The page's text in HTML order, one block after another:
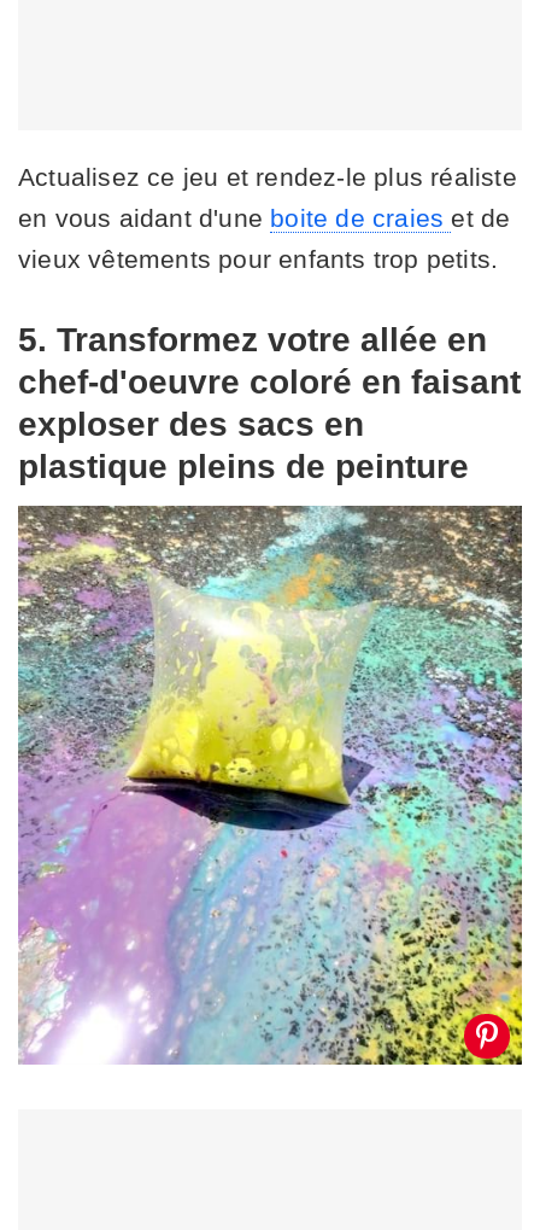
Actualisez ce jeu et rendez-le plus réaliste
en vous aidant d'une boite de craies et de
vieux vêtements pour enfants trop petits.
5. Transformez votre allée en
chef-d'oeuvre coloré en faisant
exploser des sacs en
plastique pleins de peinture